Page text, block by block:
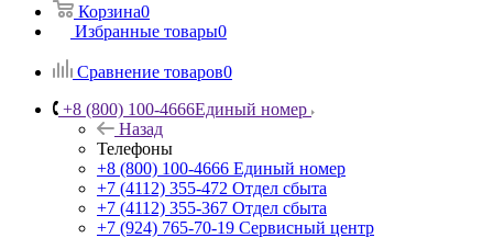
Корзина0
Избранные товары0
Сравнение товаров0
+8 (800) 100-4666Единый номер
Назад
Телефоны
+8 (800) 100-4666 Единый номер
+7 (4112) 355-472 Отдел сбыта
+7 (4112) 355-367 Отдел сбыта
+7 (924) 765-70-19 Сервисный центр